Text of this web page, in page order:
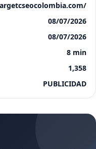
08/07/2026
08/07/2026
8 min
1,358
PUBLICIDAD